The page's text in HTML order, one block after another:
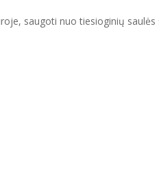
saugoti nuo tiesioginių saulės